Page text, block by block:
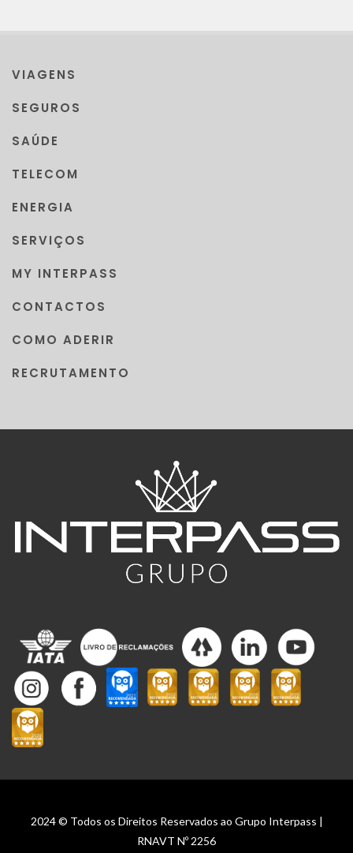
VIAGENS
SEGUROS
SAÚDE
TELECOM
ENERGIA
SERVIÇOS
MY INTERPASS
CONTACTOS
COMO ADERIR
RECRUTAMENTO
2024 © Todos os Direitos Reservados ao Grupo Interpass |
RNAVT Nº 2256